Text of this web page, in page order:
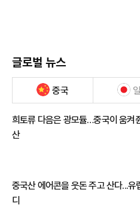
글로벌 뉴스
중국
희토류 다음은 광모듈…중국이 움켜
산
중국산 에어콘을 웃돈 주고 산다...유
디